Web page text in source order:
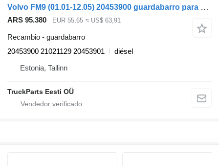
Volvo FM9 (01.01-12.05) 20453900 guardabarro para Volvo FM7-FM12, FM, FMX (1998-2014) cabeza tractora
ARS 95.380 EUR 55,65 ≈ US$ 63,91
Recambio - guardabarro
20453900 21021129 20453901
diésel
Estonia, Tallinn
TruckParts Eesti OÜ